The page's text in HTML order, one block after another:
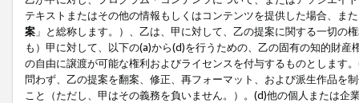
テキストまたはその他の情報もしくはコンテンツを提供した場合、ま
案 」と総称します。）、乙は、甲に対して、乙の提案に関する一切
も）甲に対して、以下の(a)から(d)を行うための、乙の固有の知的財
の自由に譲渡が可能な権利およびライセンスを付与するものとします
問わず、乙の提案を翻案、修正、再フォーマット、および派生作品を
こと（ただし、甲はその義務を負いません。）。(d)他の個人または